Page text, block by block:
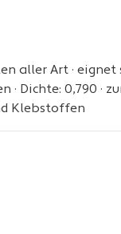
aller Art · eignet
Dichte: 0,790 ·
Klebstoffen